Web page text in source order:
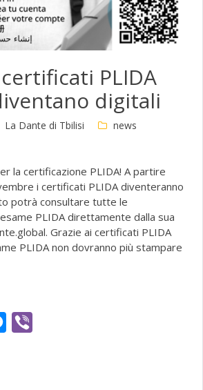
PLIDA
digitali
La Dante di Tbilisi news
la certificazione PLIDA! A partire
i certificati PLIDA diventeranno
potrà consultare tutte le
PLIDA direttamente dalla sua
Grazie ai certificati PLIDA
PLIDA non dovranno più stampare
Messenger